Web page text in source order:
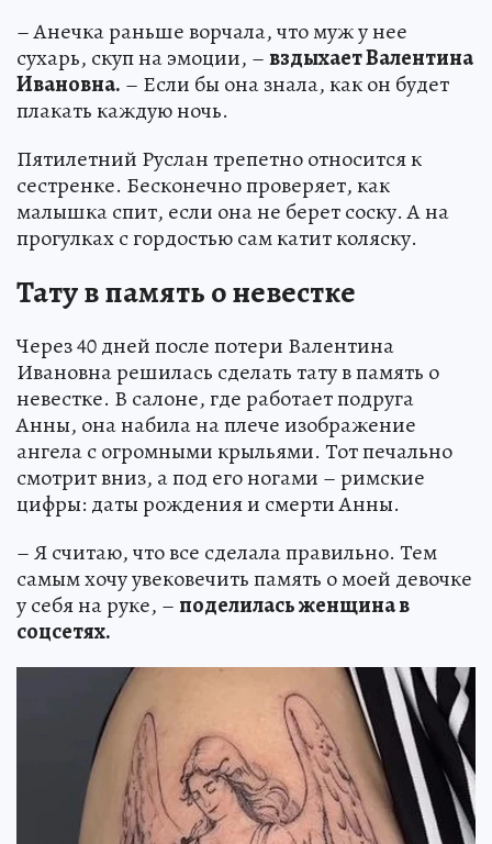
– Анечка раньше ворчала, что муж у нее
сухарь, скуп на эмоции, –вздыхает Валентина
Ивановна. – Если бы она знала, как он будет
плакать каждую ночь.
Пятилетний Руслан трепетно относится к
сестренке. Бесконечно проверяет, как
малышка спит, если она не берет соску. А на
прогулках с гордостью сам катит коляску.
Тату в память о невестке
Через 40 дней после потери Валентина
Ивановна решилась сделать тату в память о
невестке. В салоне, где работает подруга
Анны, она набила на плече изображение
ангела с огромными крыльями. Тот печально
смотрит вниз, а под его ногами – римские
цифры: даты рождения и смерти Анны.
– Я считаю, что все сделала правильно. Тем
самым хочу увековечить память о моей девочке
у себя на руке, –поделилась женщина в
соцсетях.